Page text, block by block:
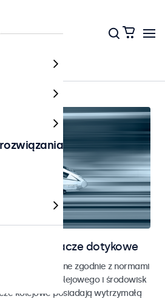
i wyświetlacze dotykowe
opracowane zgodnie z normami
2 dla taboru kolejowego i środowisk
kolejowe posiadają wytrzymałą